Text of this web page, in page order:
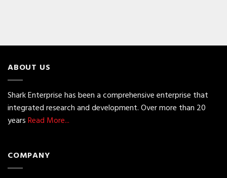
ABOUT US
Shark Enterprise has been a comprehensive enterprise that
integrated research and development. Over more than 20
yearsRead More...
COMPANY